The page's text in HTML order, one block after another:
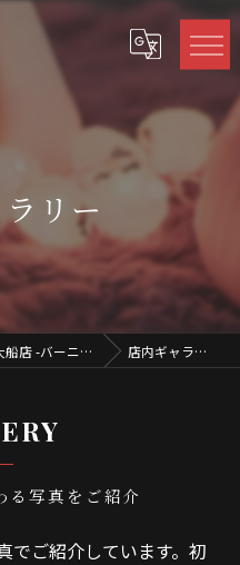
リー
神奈川県大船のバーならBar nyx 大船店 -バーニクス 店内ギャラリー
る写真をご紹介
でご紹介しています。初